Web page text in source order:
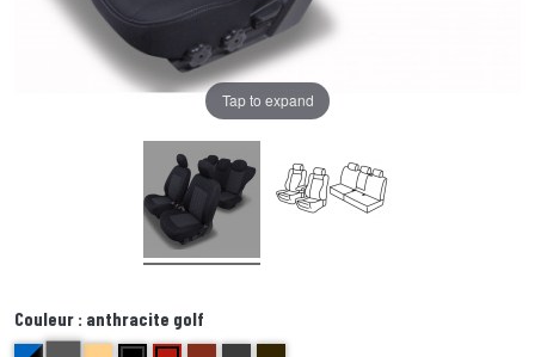
Tap to expand
Couleur : anthracite golf